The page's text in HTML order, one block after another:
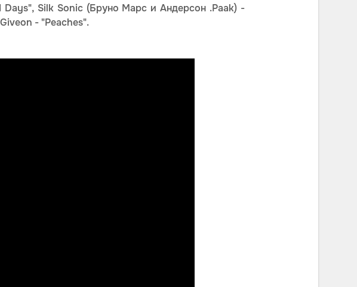
Days", Silk Sonic (Бруно Марс и Андерсон .Paak) -
- "Peaches".